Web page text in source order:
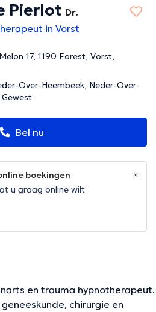
Pierlot Dr.
in Vorst
17, 1190 Forest, Vorst,
Over-Heembeek, Neder-Over-
Gewest
Bel nu
boekingen
u graag online wilt
en trauma hypnotherapeut.
chirurgie en